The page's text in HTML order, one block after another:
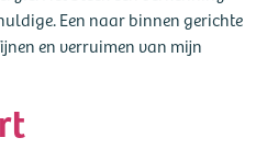
Een naar binnen gerichte
en verruimen van mijn